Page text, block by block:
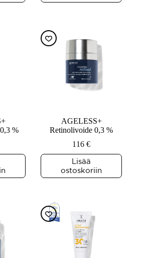
%
AGELESS+
Retinolivoide 0,3 %
116€
Lisää
ostoskoriin